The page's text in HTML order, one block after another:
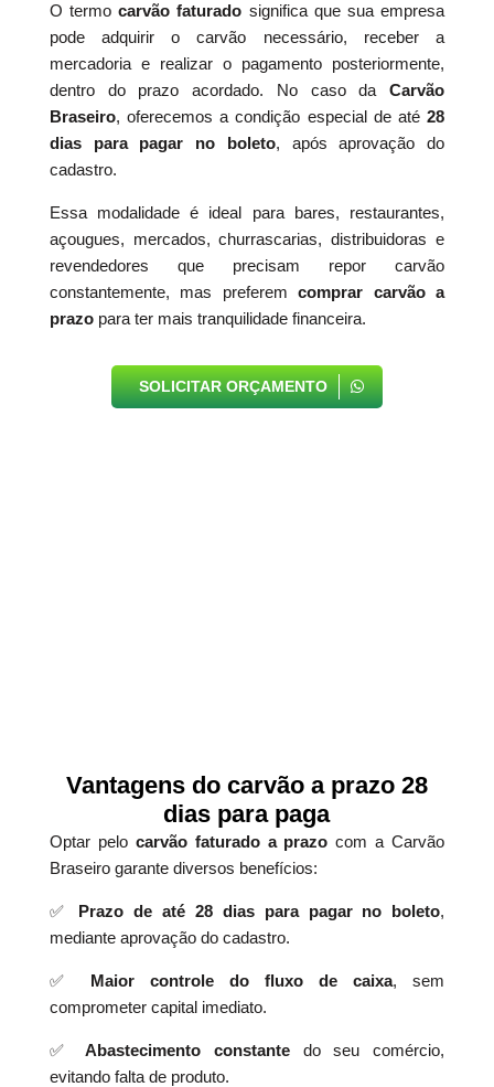
O termocarvão faturado significa que sua empresa
pode adquirir o carvão necessário, receber a
mercadoria e realizar o pagamento posteriormente,
dentro do prazo acordado. No caso daCarvão
Braseiro, oferecemos a condição especial de até28
dias para pagar no boleto, após aprovação do
cadastro.
Essa modalidade é ideal para bares, restaurantes,
açougues, mercados, churrascarias, distribuidoras e
revendedores que precisam repor carvão
constantemente, mas preferemcomprar carvão a
prazopara ter mais tranquilidade financeira.
SOLICITAR ORÇAMENTO
Vantagens do carvão a prazo 28
dias para paga
Optar pelo carvão faturado a prazo com a Carvão
Braseiro garante diversos benefícios:
✅ Prazo de até 28 dias para pagar no boleto,
mediante aprovação do cadastro.
✅ Maior controle do fluxo de caixa, sem
comprometer capital imediato.
✅Abastecimento constante do seu comércio,
evitando falta de produto.